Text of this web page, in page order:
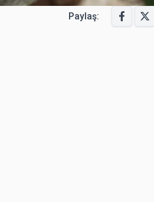
Paylaş: